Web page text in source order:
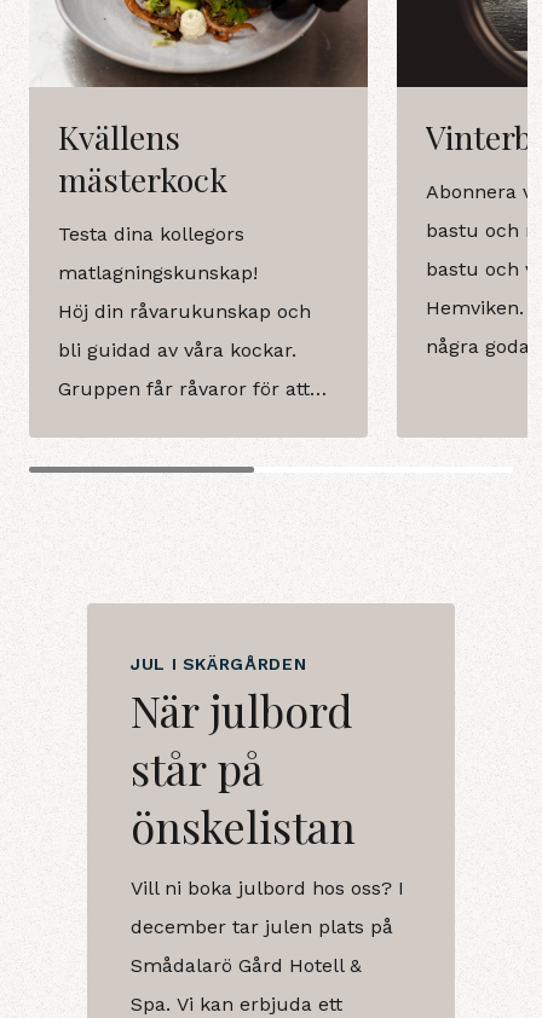
Kvällens
mästerkock
Testa dina kollegors
matlagningskunskap!
Höj din råvarukunskap och
bli guidad av våra kockar.
Gruppen får råvaror för att
presenterar sedan sina rätter
Abonnera
bastu och
bastu och
Hemviken.
några goda
JUL I SKÄRGÅRDEN
När julbord
står på
önskelistan
Vill ni boka julbord hos oss? I
december tar julen plats på
Smådalarö Gård Hotell &
Spa. Vi kan erbjuda ett